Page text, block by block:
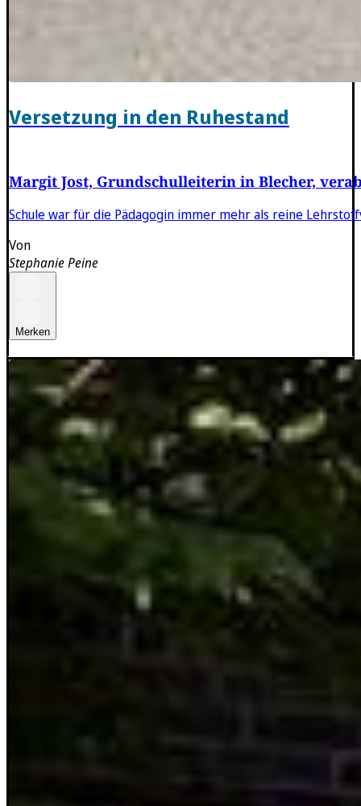
Versetzung in den Ruhestand
Margit Jost, Grundschulleiterin in Blecher,
Schule war für die Pädagogin immer mehr als reine
Von
Stephanie Peine
Merken